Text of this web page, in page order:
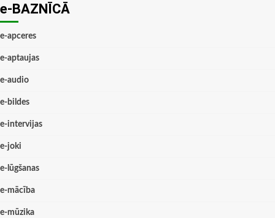
e-BAZNĪCĀ
e-apceres
e-aptaujas
e-audio
e-bildes
e-intervijas
e-joki
e-lūgšanas
e-mācība
e-mūzika